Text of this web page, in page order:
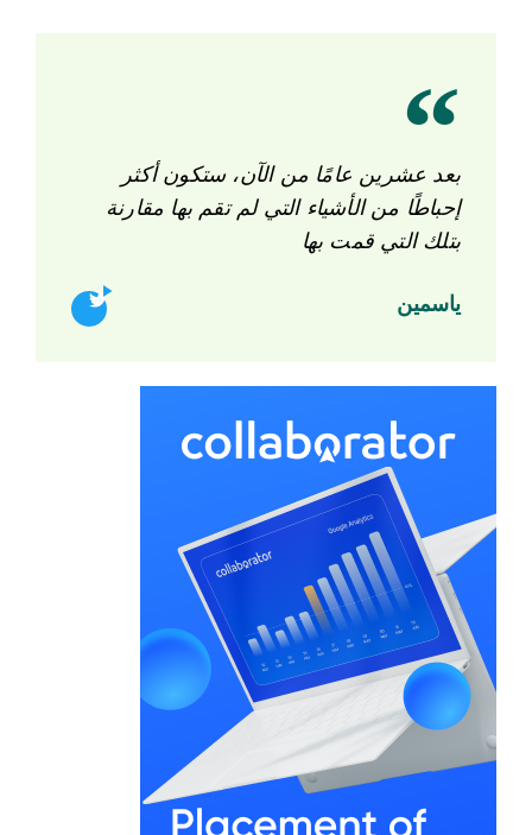
بعد عشرين عامًا من الآن، ستكون أكثر
إحباطًا من الأشياء التي لم تقم بها مقارنة
بتلك التي قمت بها
ياسمين